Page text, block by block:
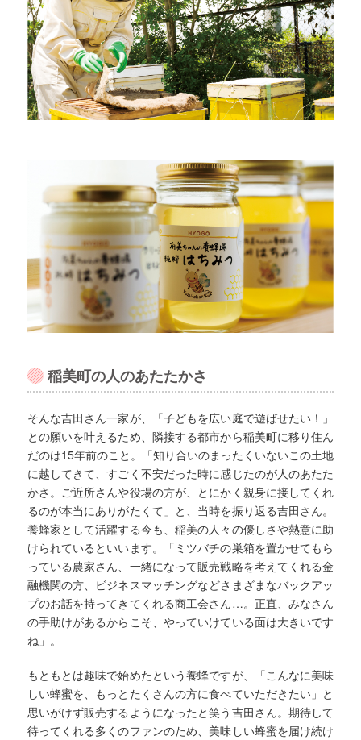
稲美町の人のあたたかさ
そんな吉田さん一家が、「子どもを広い庭で遊ばせたい！」
との願いを叶えるため、隣接する都市から稲美町に移り住ん
だのは15年前のこと。「知り合いのまったくいないこの土地
に越してきて、すごく不安だった時に感じたのが人のあたた
かさ。ご近所さんや役場の方が、とにかく親身に接してくれ
るのが本当にありがたくて」と、当時を振り返る吉田さん。
養蜂家として活躍する今も、稲美の人々の優しさや熱意に助
けられているといいます。「ミツバチの巣箱を置かせてもら
っている農家さん、一緒になって販売戦略を考えてくれる金
融機関の方、ビジネスマッチングなどさまざまなバックアッ
プのお話を持ってきてくれる商工会さん…。正直、みなさん
の手助けがあるからこそ、やっていけている面は大きいです
ね」。
もともとは趣味で始めたという養蜂ですが、「こんなに美味
しい蜂蜜を、もっとたくさんの方に食べていただきたい」と
思いがけず販売するようになったと笑う吉田さん。期待して
待ってくれる多くのファンのため、美味しい蜂蜜を届け続け